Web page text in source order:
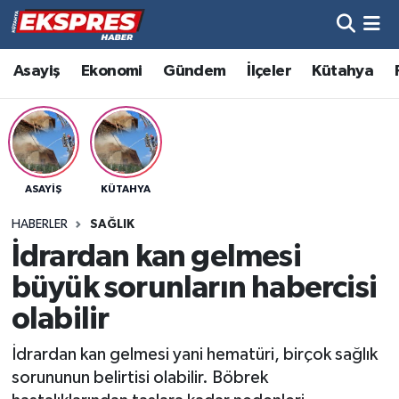
Asayiş Ekonomi Gündem İlçeler Kütahya
ASAYIŞ KÜTAHYA
HABERLER SAĞLIK
İdrardan kan gelmesi
büyük sorunların habercisi
olabilir
İdrardan kan gelmesi yani hematüri, birçok sağlık
sorununun belirtisi olabilir. Böbrek
Altıntaş
Asayiş
Aslanapa
Bölge
Çavdarhisar
Dumlupınar
Hava Durumu
Trafik Durumu
Süper Lig Puan Durumu ve Fikstür
Son Dakika Haberleri
Haber Arşivi